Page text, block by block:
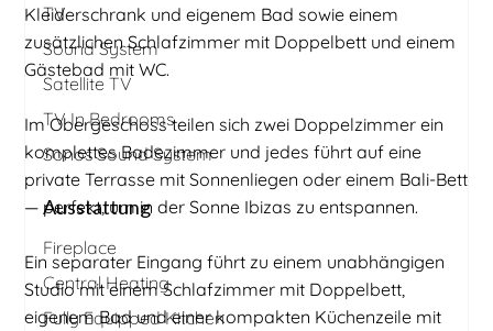
Kleiderschrank und eigenem Bad sowie einem
zusätzlichen Schlafzimmer mit Doppelbett und einem
Gästebad mit WC.
Im Obergeschoss teilen sich zwei Doppelzimmer ein
komplettes Badezimmer und jedes führt auf eine
private Terrasse mit Sonnenliegen oder einem Bali-Bett
— perfekt, um in der Sonne Ibizas zu entspannen.
Ein separater Eingang führt zu einem unabhängigen
Studio mit einem Schlafzimmer mit Doppelbett,
eigenem Bad und einer kompakten Küchenzeile mit
TV
Sound System
Satellite TV
TV In Bedrooms
Sonos Sound System
Ausstattung
Fireplace
Central Heating
Fully Equipped Kitchen